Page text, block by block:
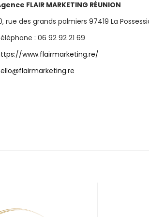
FLAIR MARKETING RÉUNION
rue des grands palmiers 97419 La
: 06 92 92 21 69
www.flairmarketing.re/